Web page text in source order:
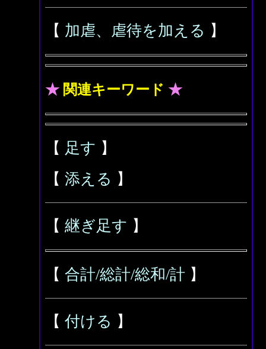
【 加虐、虐待を加える 】
★ 関連キーワード ★
【 足す 】
【 添える 】
【 継ぎ足す 】
【 合計/総計/総和/計 】
【 付ける 】